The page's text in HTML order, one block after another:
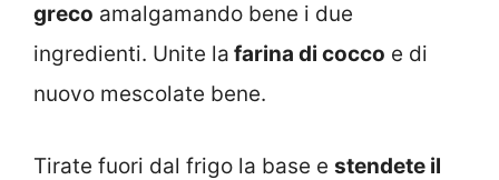
greco amalgamando bene i due
ingredienti. Unite la farina di cocco e di
nuovo mescolate bene.
Tirate fuori dal frigo la base e stendete il